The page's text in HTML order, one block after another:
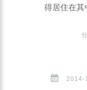
得居住在其
2014-